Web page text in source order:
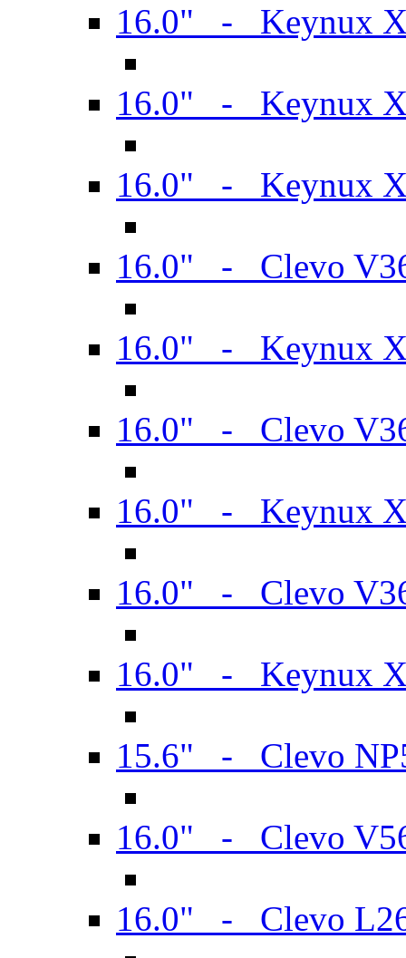
16.0" - Keynux
16.0" - Keynux
16.0" - Keynux
16.0" - Clevo
16.0" - Keynux
16.0" - Clevo
16.0" - Keynux
16.0" - Clevo
16.0" - Keynux
15.6" - Clevo
16.0" - Clevo
16.0" - Clevo